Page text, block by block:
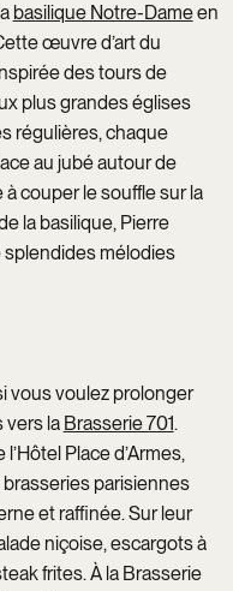
basilique Notre-Dameen
œuvre d’art du
des tours de
plus grandes églises
régulières, chaque
au jubé autour de
couper le souffle sur la
la basilique, Pierre
splendides mélodies
vous voulez prolonger
vers la Brasserie 701.
Place d’Armes,
parisiennes
et raffinée. Sur leur
niçoise, escargots à
frites. À la Brasserie